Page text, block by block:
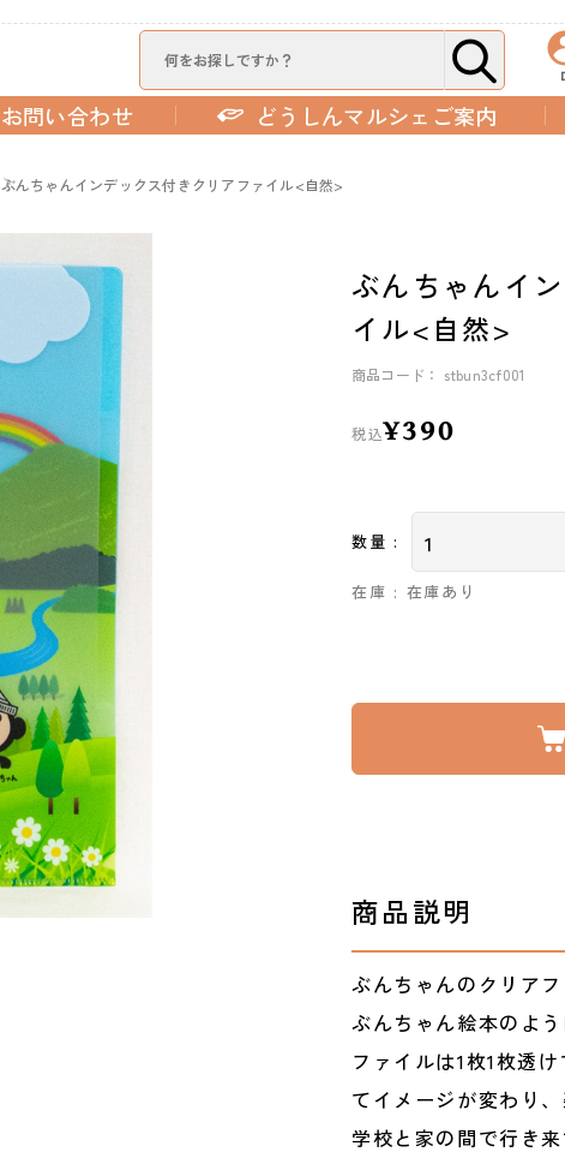
お問い合わせ どうしんマルシェご案内
ぶんちゃんインデックス付きクリアファイル<自然>
ぶんちゃんイ
イル<自然>
商品コード： stbun3cf001
税込¥390
数量 :
在庫 : 在庫あり
商品説明
ぶんちゃんのクリアフ
ぶんちゃん絵本のよ
ファイルは1枚1枚透
てイメージが変わり
学校と家の間で行き